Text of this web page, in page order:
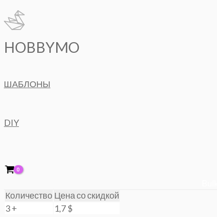
Перейти
к
содержимому
HOBBYMO
ШАБЛОНЫ
DIY
Количество Цена со скидкой
3 +
1,7$